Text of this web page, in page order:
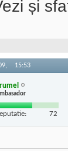
și
15:53
72